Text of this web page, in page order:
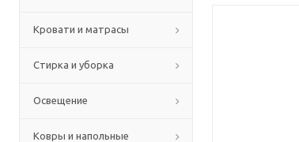
Кровати и матрасы
Стирка и уборка
Освещение
Ковры и напольные